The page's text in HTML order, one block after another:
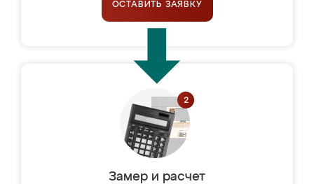
ОСТАВИТЬ ЗАЯВКУ
Замер и расчет